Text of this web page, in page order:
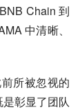
Chain 到
中清晰、
所被忽视的
彰显了团队